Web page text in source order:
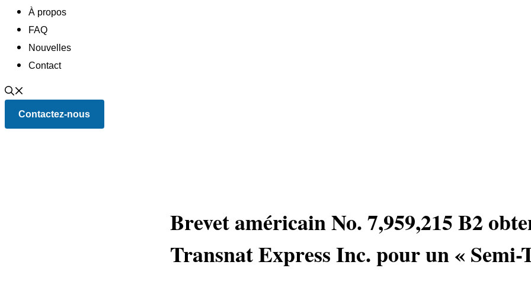
À propos
FAQ
Nouvelles
Contact
Contactez-nous
Brevet américain No. 7,959,215 B2
Transnat Express Inc. pour un «